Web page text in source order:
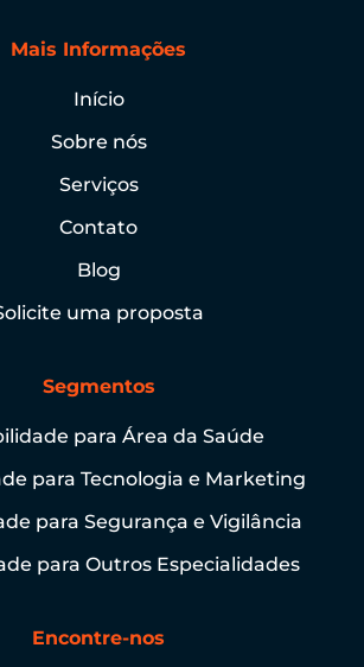
Mais Informações
Início
Sobre nós
Serviços
Contato
Blog
uma proposta
Segmentos
para Área da Saúde
para Tecnologia e Marketing
para Segurança e Vigilância
para Outros Especialidades
Encontre-nos